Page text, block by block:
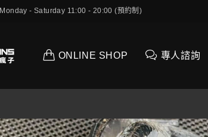
Monday - Saturday 11:00 - 20:00 (預約制)
ONLINE SHOP 專人諮詢